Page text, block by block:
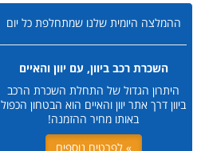
ההמלצה היומית שלנו שמתחלפת כל יום
השכרת רכב ביוון, עם יוון והאיים
היתרון הגדול של התחלת השכרת הרכב
ביוון דרך אתר יוון והאיים הוא הבטחון הכפול
באותו מחיר ההזמנה!
» לפרטים נוספים